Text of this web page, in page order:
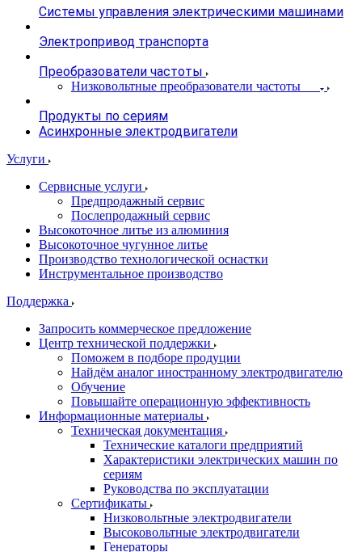
Системы управления электрическими машинами
Электропривод транспорта
Преобразователи частоты
Низковольтные преобразователи частоты
Продукты по сериям
Асинхронные электродвигатели
Услуги
Сервисные услуги
Предпродажный сервис
Послепродажный сервис
Высокоточное литье из алюминия
Высокоточное чугунное литье
Производство технологической оснастки
Инструментальное производство
Поддержка
Запросить коммерческое предложение
Центр технической поддержки
Поможем в подборе продуции
Найдём аналог иностранному электродвигателю
Обучение
Повышайте операционную эффективность
Информационные материалы
Техническая документация
Технические каталоги предприятий
Характеристики электрических машин по
сериям
Руководства по эксплуатации
Сертификаты
Низковольтные электродвигатели
Высоковольтные электродвигатели
Генераторы